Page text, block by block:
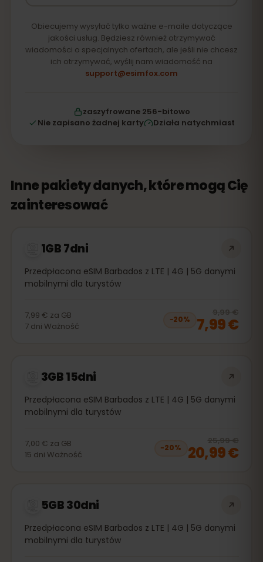
Obiecujemy wysyłać tylko ważne e-maile dotyczące
jakości usług. Będziesz również otrzymywać
wiadomości o specjalnych ofertach, ale jeśli nie chcesz
ich otrzymywać, wyślij nam wiadomość na
support@esimfox.com
zaszyfrowane 256-bitowo
Nie zapisano żadnej karty
Działa natychmiast
Inne pakiety danych, które mogą Cię
zainteresować
1GB 7dni
Przedpłacona eSIM Barbados z LTE | 4G | 5G danymi
mobilnymi dla turystów
7,99 € za GB
7 dni Ważność
−20%
9,99 €
7,99 €
3GB 15dni
Przedpłacona eSIM Barbados z LTE | 4G | 5G danymi
mobilnymi dla turystów
7,00 € za GB
15 dni Ważność
−20%
25,99 €
20,99 €
5GB 30dni
Przedpłacona eSIM Barbados z LTE | 4G | 5G danymi
mobilnymi dla turystów